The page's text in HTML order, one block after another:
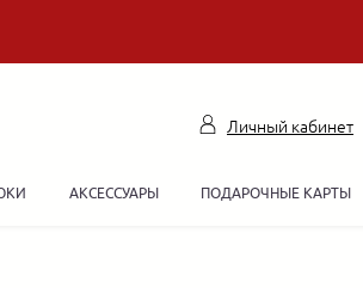
Личный кабинет
АКСЕССУАРЫ ПОДАРОЧНЫЕ КАРТЫ